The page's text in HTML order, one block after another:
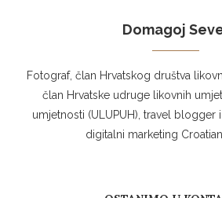
Domagoj
Fotograf, član Hrvatskog društva
član Hrvatske udruge likovnih
umjetnosti (ULUPUH), travel blogger
digitalni marketing